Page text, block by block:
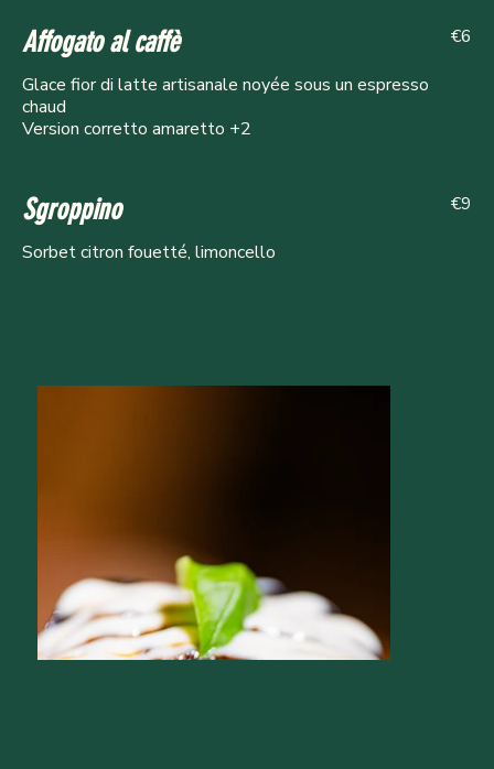
Affogato al caffè
Glace fior di latte artisanale noyée sous un espresso
chaud
Version corretto amaretto +2
€6
Sgroppino
Sorbet citron fouetté, limoncello
€9